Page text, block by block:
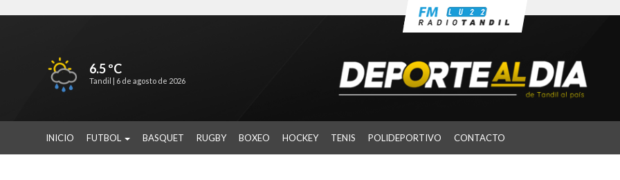
6.5 ºC
Tandil | 6 de agosto de 2026
INICIO FUTBOL BASQUET RUGBY BOXEO HOCKEY TENIS POLIDEPORTIVO CONTACTO